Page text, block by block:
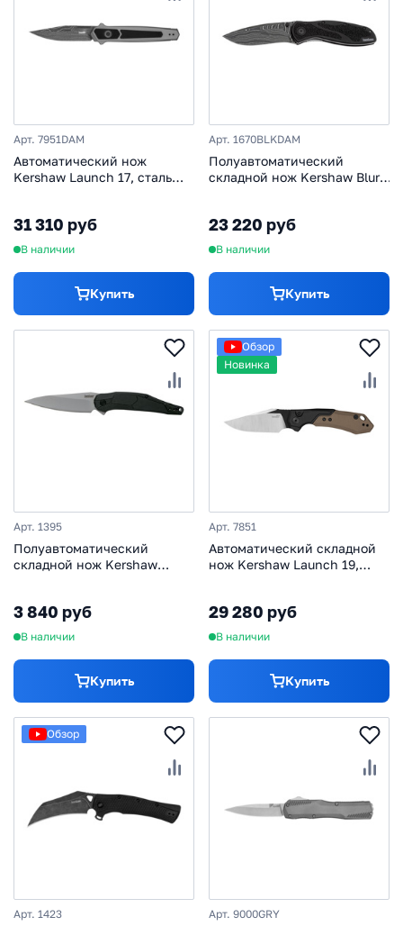
Арт. 7951DAM
Автоматический нож
Kershaw Launch 17, сталь
31 310 руб
В наличии
Купить
Арт. 1670BLKDAM
Полуавтоматический
складной нож Kershaw Blur,
23 220 руб
В наличии
Купить
Арт. 1395
Полуавтоматический
складной нож Kershaw
3 840 руб
В наличии
Купить
Обзор
Новинка
Арт. 7851
Автоматический складной
нож Kershaw Launch 19,
29 280 руб
В наличии
Купить
Обзор
Арт. 1423 Арт. 9000GRY